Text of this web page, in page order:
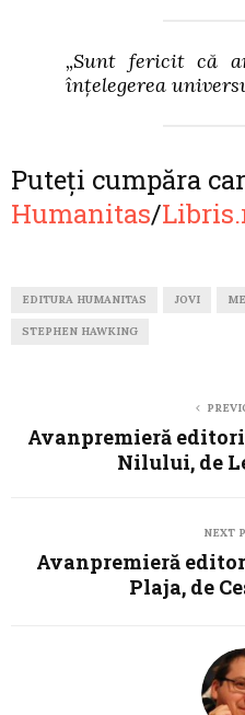
„Sunt fericit că
înțelegerea
Puteți cumpăra
Humanitas/
EDITURA HUMANITAS JOVI
STEPHEN HAWKING
Avanpremieră
Nilului, de
NEXT
Avanpremieră
Plaja, de